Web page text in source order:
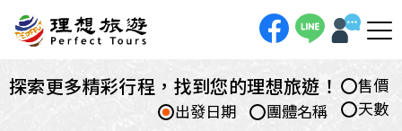
探索更多精彩行程，找到您的理想旅遊！
售價
天數
團體名稱
出發日期